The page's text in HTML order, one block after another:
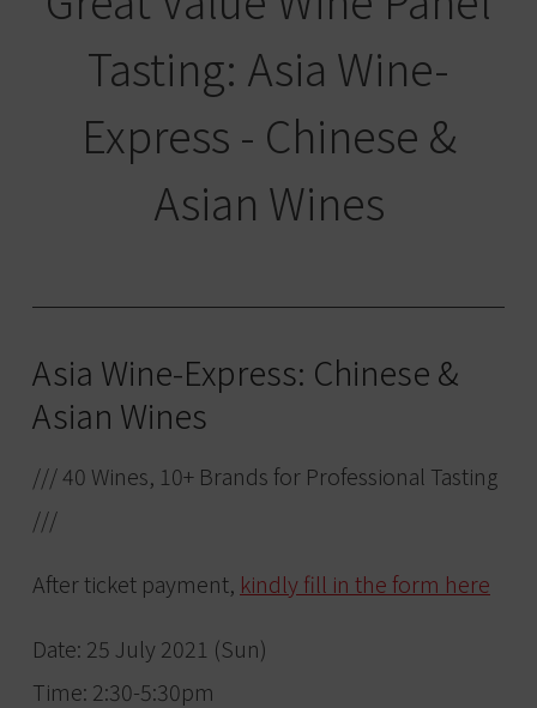
Tasting: Asia Wine-
Express - Chinese &
Asian Wines
Asia Wine-Express: Chinese &
Asian Wines
/// 40 Wines, 10+ Brands for Professional Tasting
///
After ticket payment, kindly fill in the form here
Date: 25 July 2021 (Sun)
Time: 2:30-5:30pm